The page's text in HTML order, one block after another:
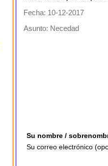
Fecha: 10-12-2017
Asunto: Necedad
Su nombre /
Su correo electrónico